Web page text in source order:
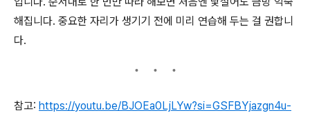
해집니다. 중요한 자리가 생기기 전에 미리 연습해 두는 걸 권합니
다.
참고: https://youtu.be/BJOEa0LjLYw?si=GSFBYjazgn4u-